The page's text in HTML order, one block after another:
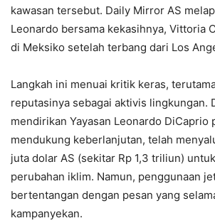
kawasan tersebut. Daily Mirror AS
Leonardo bersama kekasihnya, Vittoria
di Meksiko setelah terbang dari Los
Langkah ini menuai kritik keras,
reputasinya sebagai aktivis lingkungan.
mendirikan Yayasan Leonardo DiCaprio
mendukung keberlanjutan, telah
juta dolar AS (sekitar Rp 1,3 triliun)
perubahan iklim. Namun, penggunaan
bertentangan dengan pesan yang
kampanyekan.